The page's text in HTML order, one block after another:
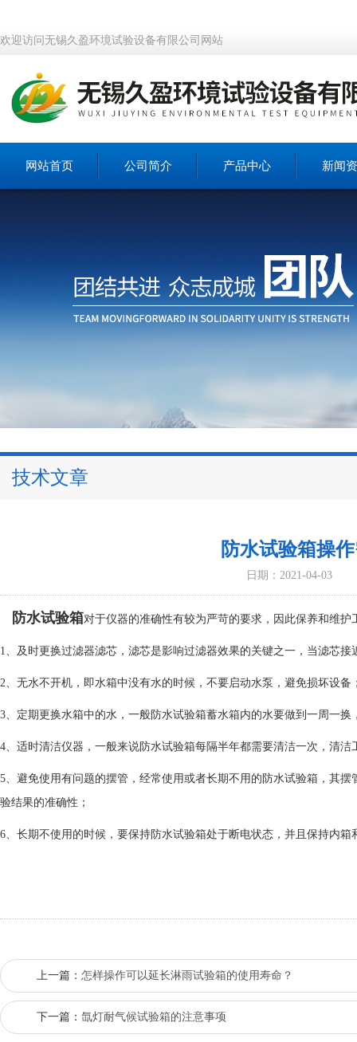
欢迎访问无锡久盈环境试验设备有限公司网站
网站首页 公司简介 产品中心 新闻
技术文章
防水试验箱操
日期：2021-04-03
防水试验箱对于仪器的准确性有较为严苛的要求，因此保养和维
1、及时更换过滤器滤芯，滤芯是影响过滤器效果的关键之一，当滤芯
2、 无水不开机，即水箱中没有水的时候，不要启动水泵，避免损坏设备
3、定期更换水箱中的水，一般防水试验箱蓄水箱内的水要做到一周一
4、 适时清洁仪器，一般来说防水试验箱每隔半年都需要清洁一次，清
5、避免使用有问题的摆管，经常使用或者长期不用的防水试验箱，其
验结果的准确性；
6、长期不使用的时候，要保持防水试验箱处于断电状态，并且保持内箱
上一篇： 怎样操作可以延长淋雨试验箱的使用寿命？
下一篇： 氙灯耐气候试验箱的注意事项